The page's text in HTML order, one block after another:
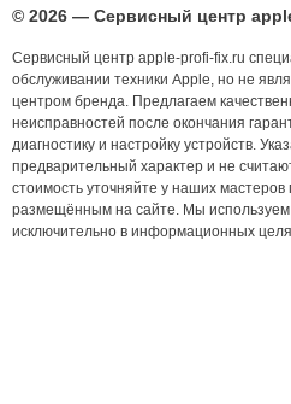
© 2026 — Сервисный центр
Сервисный центр apple-profi-fix.ru
обслуживании техники Apple, но не
центром бренда. Предлагаем
неисправностей после окончания
диагностику и настройку устройств.
предварительный характер и не
стоимость уточняйте у наших
размещённым на сайте. Мы
исключительно в информационных